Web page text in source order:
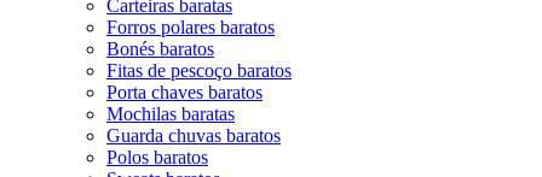
Carteiras baratas
Forros polares baratos
Bonés baratos
Fitas de pescoço baratos
Porta chaves baratos
Mochilas baratas
Guarda chuvas baratos
Polos baratos